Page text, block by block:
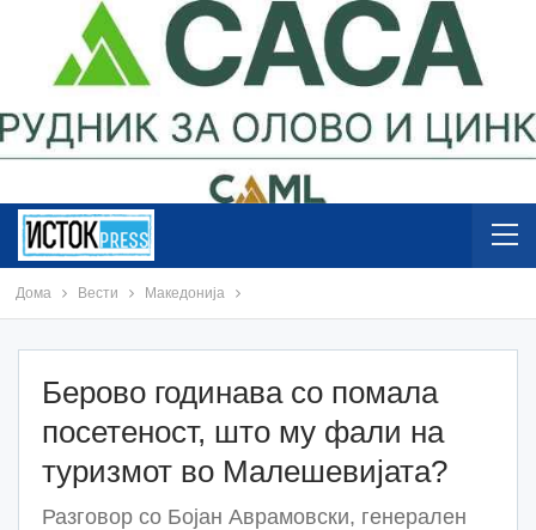
Дома Вести Македонија
Берово годинава со помала
посетеност, што му фали на
туризмот во Малешевијата?
Разговор со Бојан Аврамовски, генерален